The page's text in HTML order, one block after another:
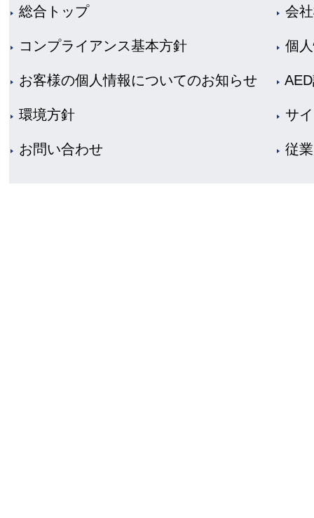
総合トップ 会
コンプライアンス基本方針 個
お客様の個人情報についてのお知らせ
環境方針 サ
お問い合わせ 従